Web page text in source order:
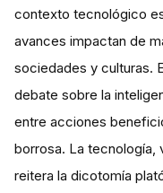
contexto tecnológico
avances impactan de
sociedades y culturas.
debate sobre la
entre acciones
borrosa. La tecnología,
reitera la dicotomía